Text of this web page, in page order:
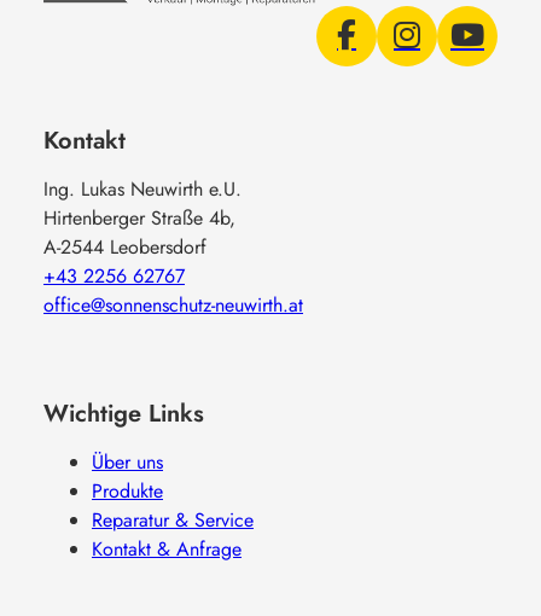
Kontakt
Ing. Lukas Neuwirth e.U.
Hirtenberger Straße 4b,
A-2544 Leobersdorf
+43 2256 62767
office@sonnenschutz-neuwirth.at
Wichtige Links
Über uns
Produkte
Reparatur & Service
Kontakt & Anfrage